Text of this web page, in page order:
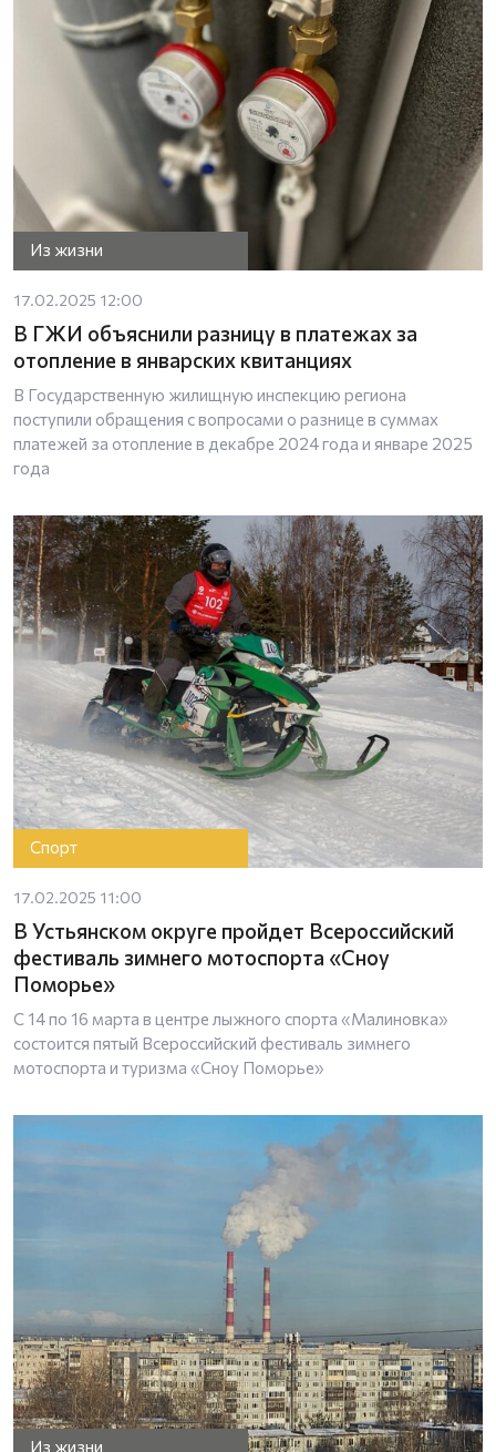
Из жизни
17.02.2025 12:00
В ГЖИ объяснили разницу в платежах за
отопление в январских квитанциях
В Государственную жилищную инспекцию региона
поступили обращения с вопросами о разнице в суммах
платежей за отопление в декабре 2024 года и январе 2025
года
Спорт
17.02.2025 11:00
В Устьянском округе пройдет Всероссийский
фестиваль зимнего мотоспорта «Сноу
Поморье»
С 14 по 16 марта в центре лыжного спорта «Малиновка»
состоится пятый Всероссийский фестиваль зимнего
мотоспорта и туризма «Сноу Поморье»
Из жизни